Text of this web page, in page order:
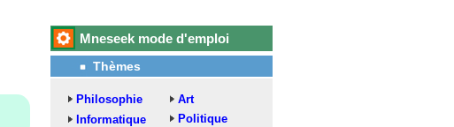
Mneseek mode d'emploi
Thèmes
Philosophie
Informatique
Art
Politique